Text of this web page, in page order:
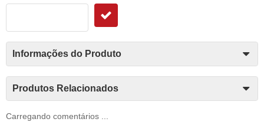
Informações do Produto
Produtos Relacionados
Carregando comentários ...